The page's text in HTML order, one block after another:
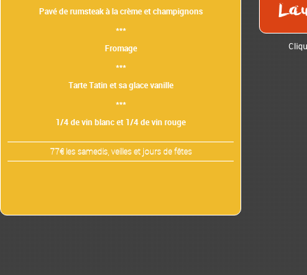
Pavé de rumsteak à la crème et champignons
***
Fromage
***
Tarte Tatin et sa glace vanille
***
1/4 de vin blanc et 1/4 de vin rouge
77€ les samedis, veilles et jours de fêtes